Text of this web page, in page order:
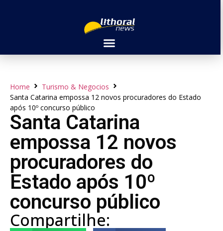
Home
Turismo & Negocios
Santa Catarina empossa 12 novos procuradores do Estado
após 10º concurso público
Santa Catarina
empossa 12 novos
procuradores do
Estado após 10º
concurso público
Compartilhe: